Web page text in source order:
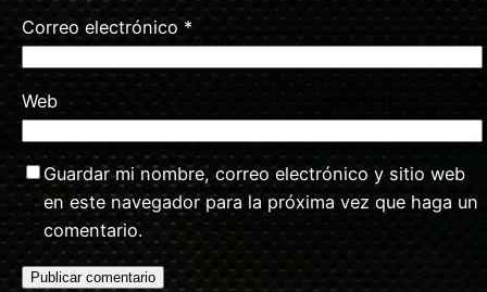
Correo electrónico *
Web
Guardar mi nombre, correo electrónico y sitio web
en este navegador para la próxima vez que haga un
comentario.